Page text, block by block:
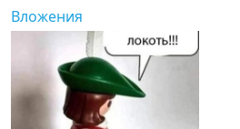
Вложения